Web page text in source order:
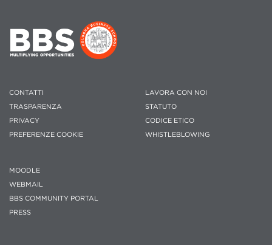
CONTATTI
TRASPARENZA
PRIVACY
PREFERENZE COOKIE
LAVORA CON NOI
STATUTO
CODICE ETICO
WHISTLEBLOWING
MOODLE
WEBMAIL
BBS COMMUNITY PORTAL
PRESS